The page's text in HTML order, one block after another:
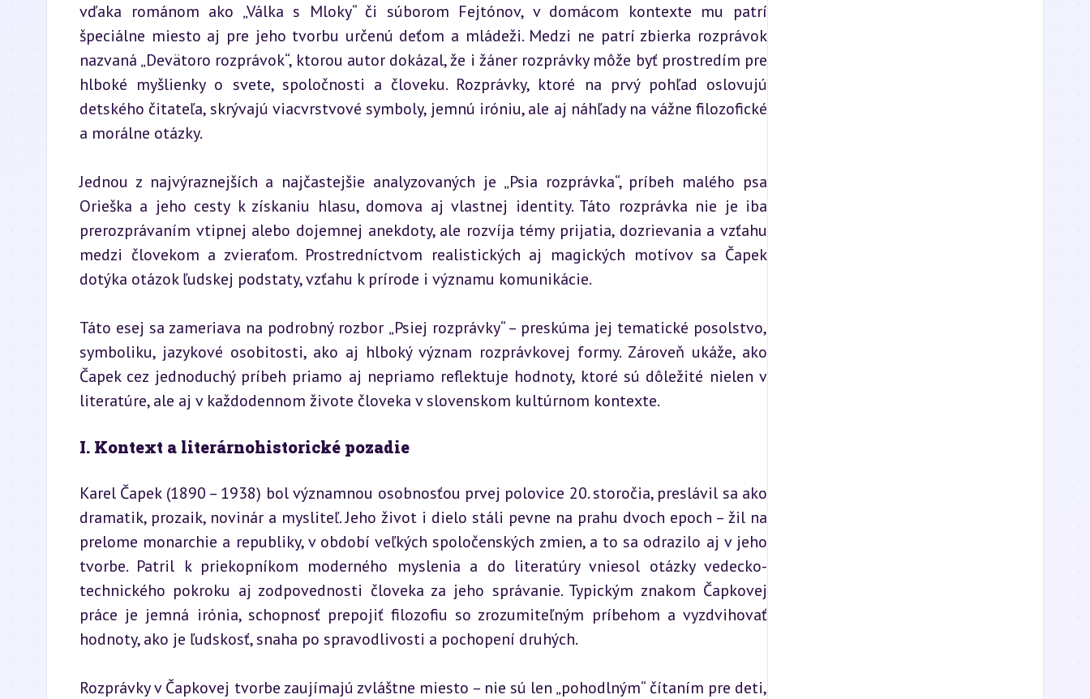
vďaka románom ako „Válka s Mloky“ či súborom Fejtónov, v domácom kontexte mu patrí
špeciálne miesto aj pre jeho tvorbu určenú deťom a mládeži. Medzi ne patrí zbierka rozprávok
nazvaná „Devätoro rozprávok“, ktorou autor dokázal, že i žáner rozprávky môže byť prostredím pre
hlboké myšlienky o svete, spoločnosti a človeku. Rozprávky, ktoré na prvý pohľad oslovujú
detského čitateľa, skrývajú viacvrstvové symboly, jemnú iróniu, ale aj náhľady na vážne filozofické
a morálne otázky.
Jednou z najvýraznejších a najčastejšie analyzovaných je „Psia rozprávka“, príbeh malého psa
Orieška a jeho cesty k získaniu hlasu, domova aj vlastnej identity. Táto rozprávka nie je iba
prerozprávaním vtipnej alebo dojemnej anekdoty, ale rozvíja témy prijatia, dozrievania a vzťahu
medzi človekom a zvieraťom. Prostredníctvom realistických aj magických motívov sa Čapek
dotýka otázok ľudskej podstaty, vzťahu k prírode i významu komunikácie.
Táto esej sa zameriava na podrobný rozbor „Psiej rozprávky“ – preskúma jej tematické posolstvo,
symboliku, jazykové osobitosti, ako aj hlboký význam rozprávkovej formy. Zároveň ukáže, ako
Čapek cez jednoduchý príbeh priamo aj nepriamo reflektuje hodnoty, ktoré sú dôležité nielen v
literatúre, ale aj v každodennom živote človeka v slovenskom kultúrnom kontexte.
I. Kontext a literárnohistorické pozadie
Karel Čapek (1890 – 1938) bol významnou osobnosťou prvej polovice 20. storočia, preslávil sa ako
dramatik, prozaik, novinár a mysliteľ. Jeho život i dielo stáli pevne na prahu dvoch epoch – žil na
prelome monarchie a republiky, v období veľkých spoločenských zmien, a to sa odrazilo aj v jeho
tvorbe. Patril k priekopníkom moderného myslenia a do literatúry vniesol otázky vedecko-
technického pokroku aj zodpovednosti človeka za jeho správanie. Typickým znakom Čapkovej
práce je jemná irónia, schopnosť prepojiť filozofiu so zrozumiteľným príbehom a vyzdvihovať
hodnoty, ako je ľudskosť, snaha po spravodlivosti a pochopení druhých.
Rozprávky v Čapkovej tvorbe zaujímajú zvláštne miesto – nie sú len „pohodlným“ čítaním pre deti,